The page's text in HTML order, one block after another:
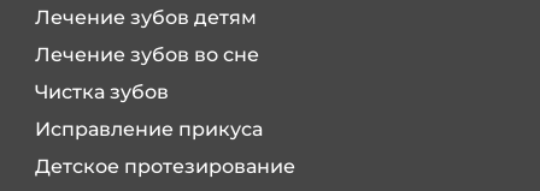
Лечение зубов детям
Лечение зубов во сне
Чистка зубов
Исправление прикуса
Детское протезирование